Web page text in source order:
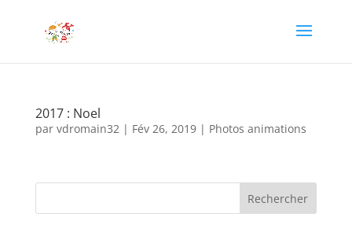
2017 : Noel
par vdromain32| Fév 26, 2019| Photos animations